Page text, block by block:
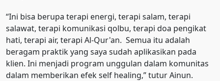
“Ini bisa berupa terapi energi, terapi salam, terapi
salawat, terapi komunikasi qolbu, terapi doa pengikat
hati, terapi air, terapi Al-Qur'an. Semua itu adalah
beragam praktik yang saya sudah aplikasikan pada
klien. Ini menjadi program unggulan dalam komunitas
dalam memberikan efek self healing,” tutur Ainun.